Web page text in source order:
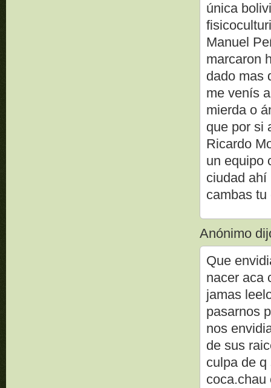
única
Manuel
marcaron
dado mas
me venís
mierda o
que por si
Ricardo
un equipo
ciudad ahí
cambas
Anónimo
Que
nacer aca
jamas
pasarnos
nos
de sus
culpa de
coca.chau